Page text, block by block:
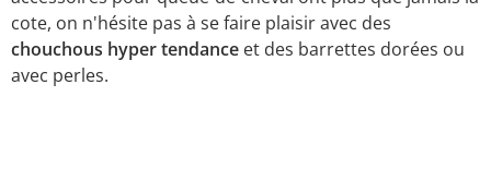
cote, on n'hésite pas à se faire plaisir avec des
chouchous hyper tendance et des barrettes dorées ou
avec perles.